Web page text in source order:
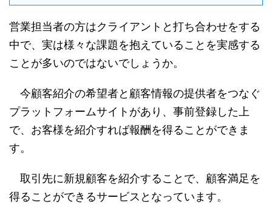
営業担当者の方はクライアントと打ち合わせをする
中で、実は様々な課題を抱えていることを実感する
ことが多いのではないでしょうか。
今顧客紹介の希望者と顧客情報の提供者をつなぐ
プラットフォームサイトがあり、事前登録した上
で、お客様を紹介すれば報酬を得ることができま
す。
取引先に新規顧客を紹介することで、顧客満足を
得ることができるサービスとなっています。